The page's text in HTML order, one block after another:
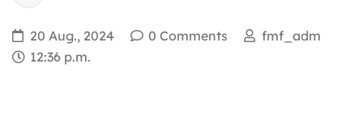
20 Aug., 2024 0 Comments
fmf_adm
12:36 p.m.